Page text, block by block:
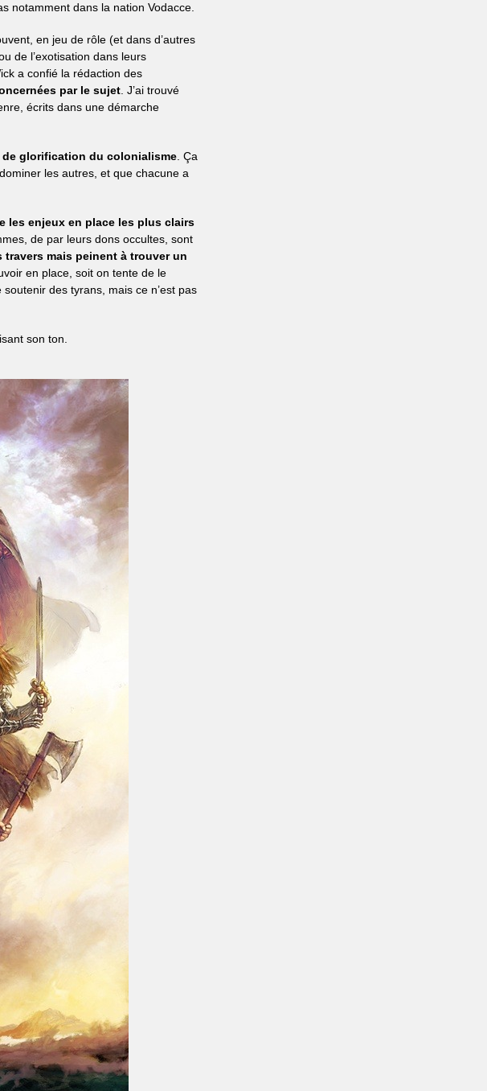
notamment dans la nation Vodacce.
en jeu de rôle (et dans d’autres
de l’exotisation dans leurs
a confié la rédaction des
par le sujet . J’ai trouvé
écrits dans une démarche
de glorification du colonialisme . Ça
les autres, et que chacune a
les enjeux en place les plus clairs
de par leurs dons occultes, sont
travers mais peinent à trouver un
en place, soit on tente de le
des tyrans, mais ce n’est pas
son ton.